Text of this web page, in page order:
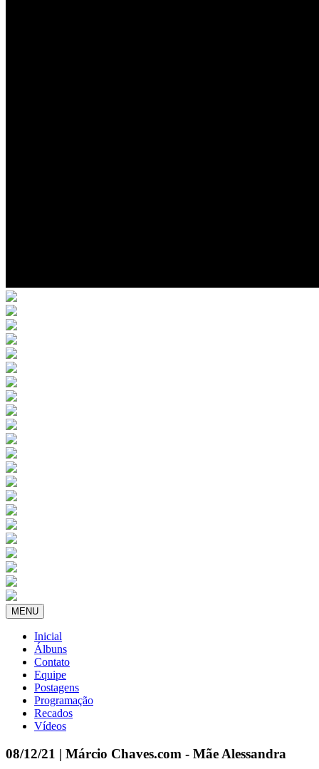
MENU
Inicial
Álbuns
Contato
Equipe
Postagens
Programação
Recados
Vídeos
08/12/21 | Márcio Chaves.com - Mãe Alessandra